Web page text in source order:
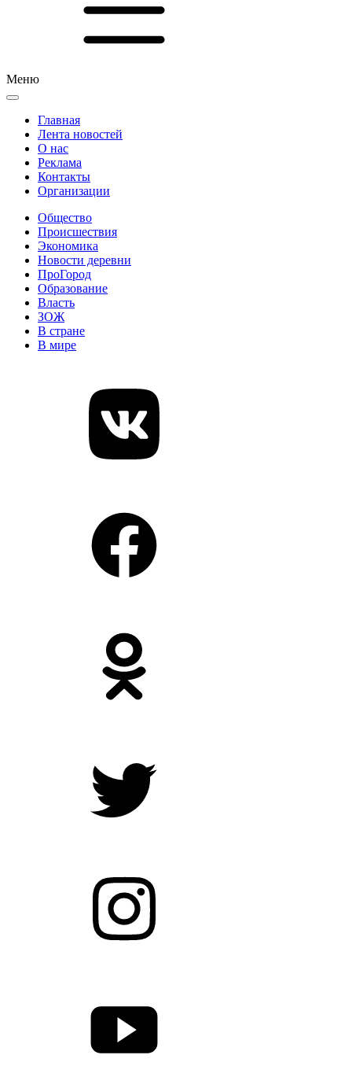
Меню
Главная
Лента новостей
О нас
Реклама
Контакты
Организации
Общество
Происшествия
Экономика
Новости деревни
ПроГород
Образование
Власть
ЗОЖ
В стране
В мире